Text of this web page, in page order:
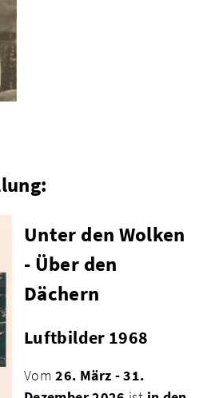
Unter den Wolken
- Über den
Dächern
Luftbilder 1968
Vom26. März - 31.